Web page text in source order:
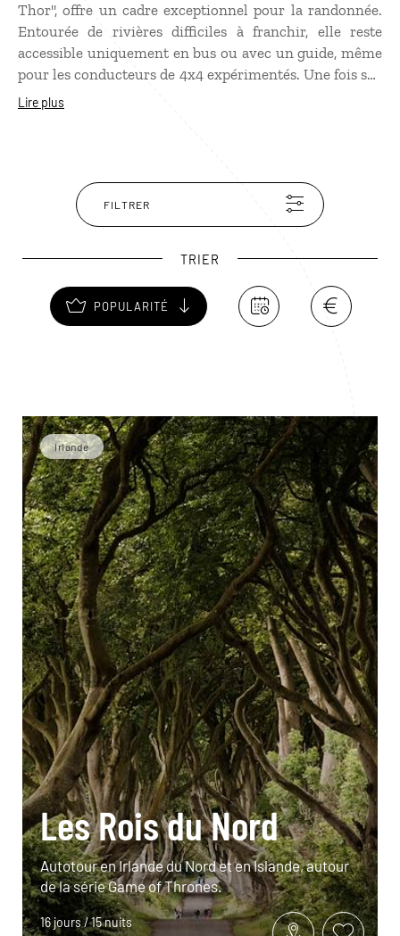
Thor", offre un cadre exceptionnel pour la randonnée.
Entourée de rivières difficiles à franchir, elle reste
accessible uniquement en bus ou avec un guide, même
pour les conducteurs de 4x4 expérimentés. Une fois sur
place, on découvre une nature luxuriante : mousses,
Gigjökull. Gravissez la montagne Valahnúkur ou le col
de Fimmvörðuháls pour des panoramas grandioses.
Thórsmörk marque aussi la fin du mythique trek du
jours — les plus courageux poursuivent jusqu’à la
cascade de Skógar.
Lire plus
FILTRER
TRIER
POPULARITÉ
Irlande
Les Rois du Nord
Autotour en Irlande du Nord et en Islande, autour
de la série Game of Thrones.
16 jours / 15 nuits